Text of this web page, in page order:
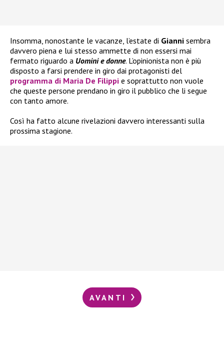
Insomma, nonostante le vacanze, l’estate di Gianni sembra
davvero piena e lui stesso ammette di non essersi mai
fermato riguardo a Uomini e donne. L’opinionista non è più
disposto a farsi prendere in giro dai protagonisti del
programma di Maria De Filippi e soprattutto non vuole
che queste persone prendano in giro il pubblico che li segue
con tanto amore.
Così ha fatto alcune rivelazioni davvero interessanti sulla
prossima stagione.
AVANTI